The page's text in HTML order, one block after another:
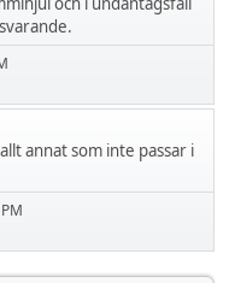
annat som inte passar i